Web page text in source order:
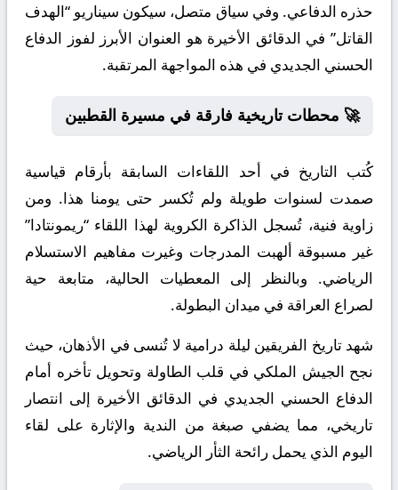
حذره الدفاعي. وفي سياق متصل، سيكون سيناريو “الهدف
القاتل” في الدقائق الأخيرة هو العنوان الأبرز لفوز الدفاع
الحسني الجديدي في هذه المواجهة المرتقبة.
🚀 محطات تاريخية فارقة في مسيرة القطبين
كُتب التاريخ في أحد اللقاءات السابقة بأرقام قياسية
صمدت لسنوات طويلة ولم تُكسر حتى يومنا هذا. ومن
زاوية فنية، تُسجل الذاكرة الكروية لهذا اللقاء “ريمونتادا”
غير مسبوقة ألهبت المدرجات وغيرت مفاهيم الاستسلام
الرياضي. وبالنظر إلى المعطيات الحالية، متابعة حية
لصراع العراقة في ميدان البطولة.
شهد تاريخ الفريقين ليلة درامية لا تُنسى في الأذهان، حيث
نجح الجيش الملكي في قلب الطاولة وتحويل تأخره أمام
الدفاع الحسني الجديدي في الدقائق الأخيرة إلى انتصار
تاريخي، مما يضفي صبغة من الندية والإثارة على لقاء
اليوم الذي يحمل رائحة الثأر الرياضي.